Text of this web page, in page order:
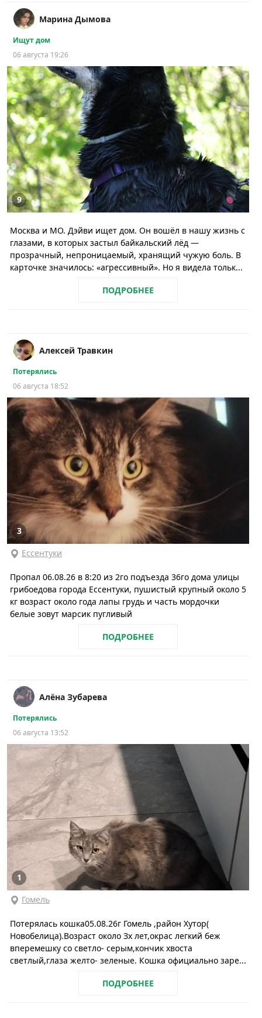
Марина Дымова
Ищут дом
06 августа 19:26
9
Москва и МО. Дэйви ищет дом. Он вошёл в нашу жизнь с
глазами, в которых застыл байкальский лёд —
прозрачный, непроницаемый, хранящий чужую боль. В
карточке значилось: «агрессивный». Но я видела тольк...
ПОДРОБНЕЕ
Алексей Травкин
Потерялись
06 августа 18:52
3
Ессентуки
Пропал 06.08.26 в 8:20 из 2го подъезда 36го дома улицы
грибоедова города Ессентуки, пушистый крупный около 5
кг возраст около года лапы грудь и часть мордочки
белые зовут марсик пугливый
ПОДРОБНЕЕ
Алёна Зубарева
Потерялись
06 августа 13:52
1
Гомель
Потерялась кошка05.08.26г Гомель ,район Хутор(
Новобелица).Возраст около Зх лет,окрас легкий беж
вперемешку со светло- серым,кончик хвоста
светлый,глаза желто- зеленые. Кошка официально заре...
ПОДРОБНЕЕ